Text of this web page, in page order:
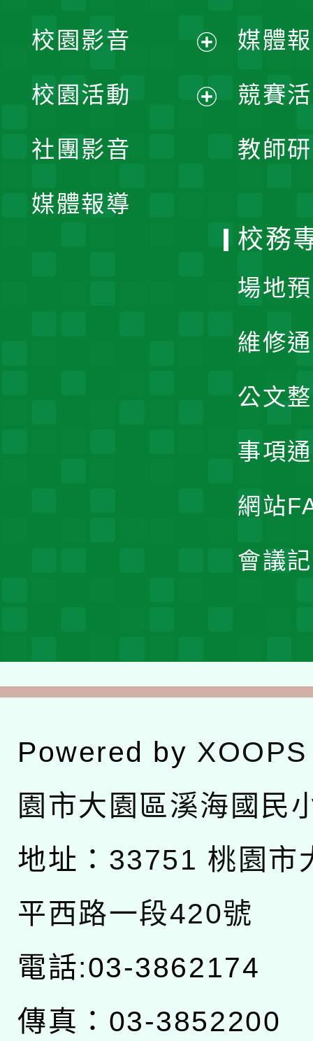
媒體
競賽
教師
校園影音
開
校園活動
社團影音
媒體報導
校務
場地
維修
公文
事項
網站
會議
Powered by XOOPS
園市大園區溪海國民
地址： 33751 桃園市
平西路一段420號
電話:03-3862174
傳真：03-3852200